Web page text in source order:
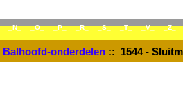
_N_ _O_ _P_ _R_ _S_ _T_ _V_ _Z_
Balhoofd-onderdelen:: 1544 -